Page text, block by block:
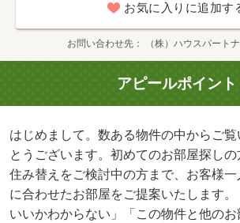
お気に入りに追加す
お問い合わせ先 （株）ハウスパート
アピールポイント
はじめまして。数ある物件の中からご
とうございます。初めてのお部屋探し
住み替えをご検討中の方まで、お客様
に合わせたお部屋をご提案いたします
いいかわからない」「この物件と他の